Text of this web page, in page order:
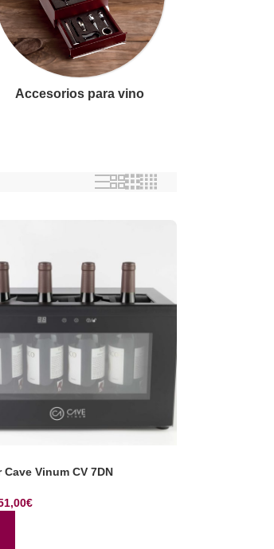
Accesorios para vino
Cave Vinum CV 7DN
€
AL CARRITO